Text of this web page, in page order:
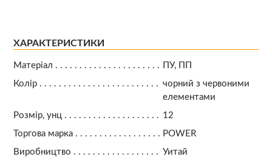
ХАРАКТЕРИСТИКИ
Матеріал
ПУ, ПП
Колір
чорний з червоними
елементами
Розмір, унц
12
Торгова марка
POWER
Виробництво
Уитай